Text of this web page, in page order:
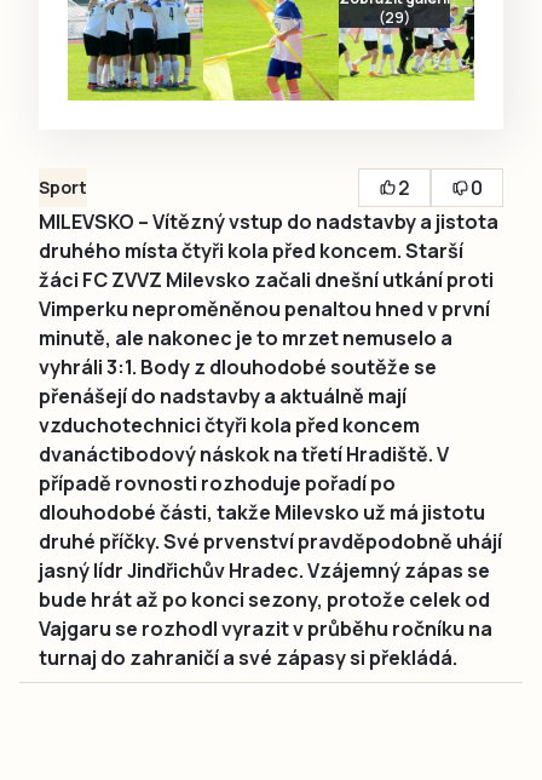
(29)
Sport 2
0
MILEVSKO – Vítězný vstup do nadstavby a jistota
druhého místa čtyři kola před koncem. Starší
žáci FC ZVVZ Milevsko začali dnešní utkání proti
Vimperku neproměněnou penaltou hned v první
minutě, ale nakonec je to mrzet nemuselo a
vyhráli 3:1. Body z dlouhodobé soutěže se
přenášejí do nadstavby a aktuálně mají
vzduchotechnici čtyři kola před koncem
dvanáctibodový náskok na třetí Hradiště. V
případě rovnosti rozhoduje pořadí po
dlouhodobé části, takže Milevsko už má jistotu
druhé příčky. Své prvenství pravděpodobně uhájí
jasný lídr Jindřichův Hradec. Vzájemný zápas se
bude hrát až po konci sezony, protože celek od
Vajgaru se rozhodl vyrazit v průběhu ročníku na
turnaj do zahraničí a své zápasy si překládá.